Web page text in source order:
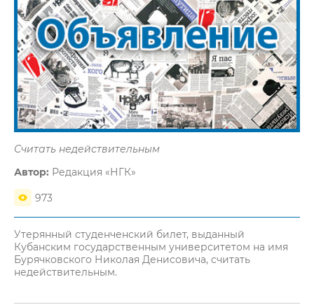
Считать недействительным
Автор: Редакция «НГК»
973
Утерянный студенченский билет, выданный
Кубанским государственным университетом на имя
Бурячковского Николая Денисовича, считать
недействительным.